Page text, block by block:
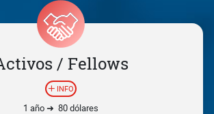
/ Fellows
INFO
1 año ➜ 80 dólares